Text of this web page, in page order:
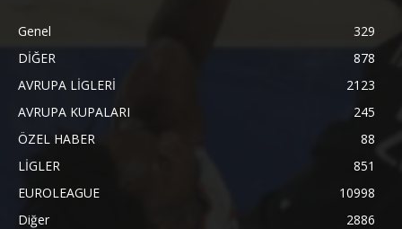
Genel
329
DİĞER
878
AVRUPA LİGLERİ
2123
AVRUPA KUPALARI
245
ÖZEL HABER
88
LİGLER
851
EUROLEAGUE
10998
Diğer
2886